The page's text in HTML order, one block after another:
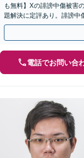
も無料】Xの誹謗中傷被害
題解決に定評あり。誹謗中
人の特定ができる場合もあ
電話でお問い合